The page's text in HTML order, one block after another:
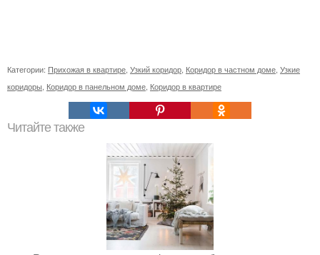
Категории: Прихожая в квартире, Узкий коридор, Коридор в частном доме, Узкие
коридоры, Коридор в панельном доме, Коридор в квартире
Читайте также